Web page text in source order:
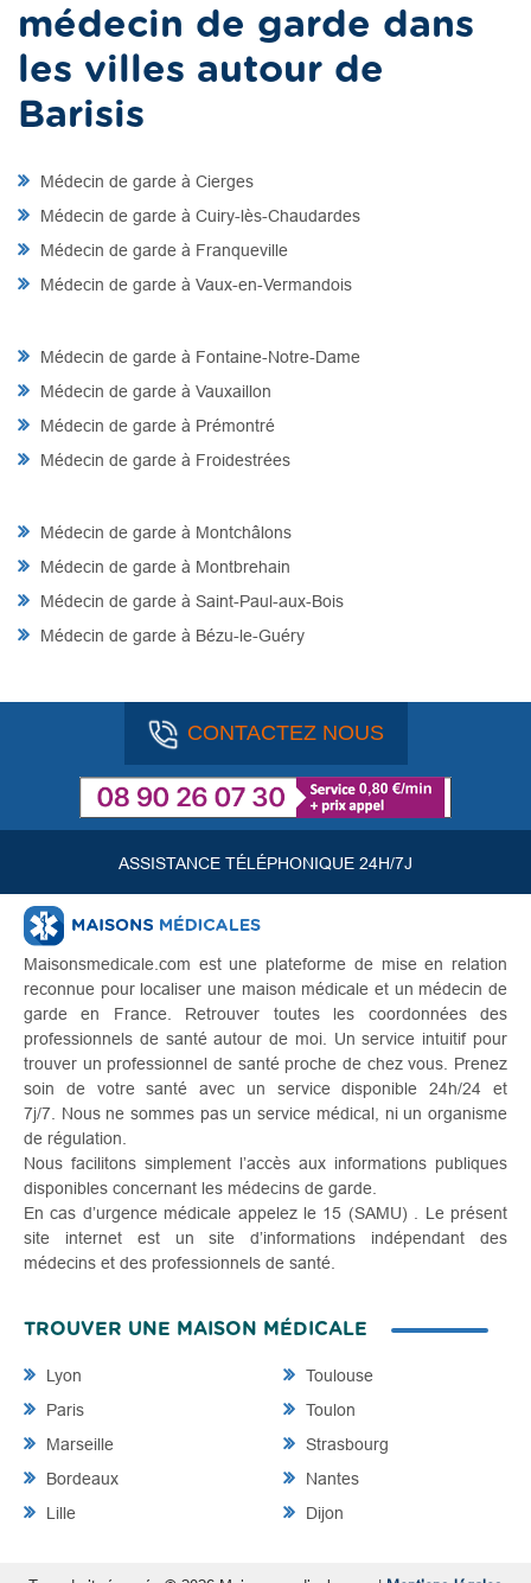
médecin de garde dans
les villes autour de
Barisis
Médecin de garde à Cierges
Médecin de garde à Cuiry-lès-Chaudardes
Médecin de garde à Franqueville
Médecin de garde à Vaux-en-Vermandois
Médecin de garde à Fontaine-Notre-Dame
Médecin de garde à Vauxaillon
Médecin de garde à Prémontré
Médecin de garde à Froidestrées
Médecin de garde à Montchâlons
Médecin de garde à Montbrehain
Médecin de garde à Saint-Paul-aux-Bois
Médecin de garde à Bézu-le-Guéry
CONTACTEZ NOUS
ASSISTANCE TÉLÉPHONIQUE 24H/7J
Maisonsmedicale.com est une plateforme de mise en relation
reconnue pour localiser une maison médicale et un médecin de
garde en France. Retrouver toutes les coordonnées des
professionnels de santé autour de moi. Un service intuitif pour
trouver un professionnel de santé proche de chez vous. Prenez
soin de votre santé avec un service disponible 24h/24 et
7j/7. Nous ne sommes pas un service médical, ni un organisme
de régulation.
Nous facilitons simplement l’accès aux informations publiques
disponibles concernant les médecins de garde.
En cas d’urgence médicale appelez le 15 (SAMU) . Le présent
site internet est un site d’informations indépendant des
médecins et des professionnels de santé.
TROUVER UNE MAISON MÉDICALE
Lyon
Paris
Marseille
Bordeaux
Lille
Toulouse
Toulon
Strasbourg
Nantes
Dijon